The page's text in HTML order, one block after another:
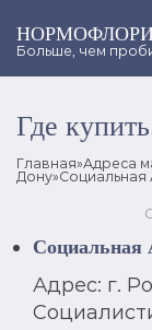
Больше, чем
Где
Главная»Адреса
Дону»Социальная
Социальная
Адрес: г.